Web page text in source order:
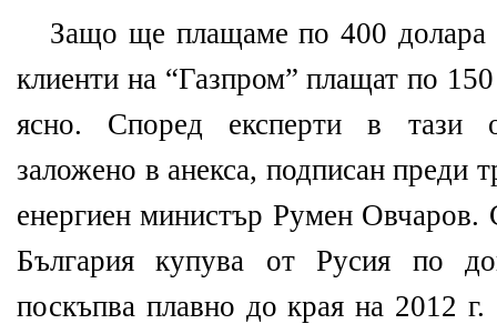
Защо ще плащаме по 400 долара
клиенти на “Газпром” плащат по
ясно. Според експерти в тази
заложено в анекса, подписан преди
енергиен министър Румен Овчаров.
България купува от Русия по
поскъпва плавно до края на 2012